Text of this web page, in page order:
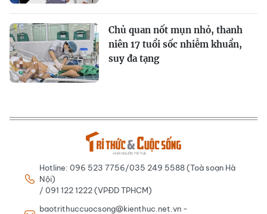
Chủ quan nốt mụn nhỏ, thanh
niên 17 tuổi sốc nhiễm khuẩn,
suy đa tạng
Hotline: 096 523 7756/035 249 5588 (Toà soạn Hà
Nội)
/ 091 122 1222 (VPĐD TPHCM)
baotrithuccuocsong@kienthuc.net.vn -